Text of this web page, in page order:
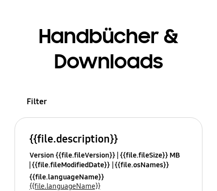
Handbücher &
Downloads
Filter
{{file.description}}
Version {{file.fileVersion}} {{file.fileSize}} MB
{{file.fileModifiedDate}} {{file.osNames}}
{{file.languageName}}
{{file.languageName}}